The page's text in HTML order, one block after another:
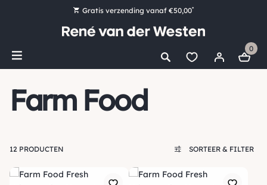
Gratis verzending vanaf €50,00*
Bestel nu, betaal later met Klarna
Ruim 16.000 artikelen op voorraad
Ruim 44 jaar kennis en ervaring
0
Farm Food
12 PRODUCTEN SORTEER & FILTER